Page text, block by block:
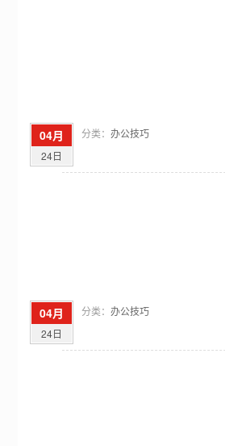
04月
24日
分类： 办公技巧
04月
24日
分类： 办公技巧